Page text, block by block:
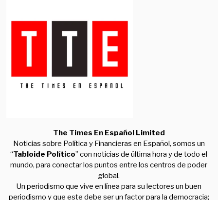
The Times En Español Limited
Noticias sobre Política y Financieras en Español, somos un
“Tabloide Político” con noticias de última hora y de todo el
mundo, para conectar los puntos entre los centros de poder
global.
Un periodismo que vive en línea para su lectores un buen
periodismo y que este debe ser un factor para la democracia;